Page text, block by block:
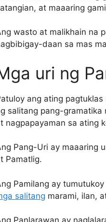
at maaaring
wasto at malikhain na
daan sa mas
uri ng
ang ating
salitang pang-gramatika
nagpapayaman sa ating
Pang-Uri ay maaaring
Pamatlig.
Pamilang ay
salitang marami, ilan,